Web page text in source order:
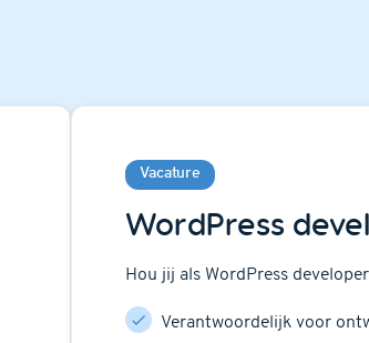
Vacature
WordPress
Hou jij als WordPress
Verantwoordelijk voor